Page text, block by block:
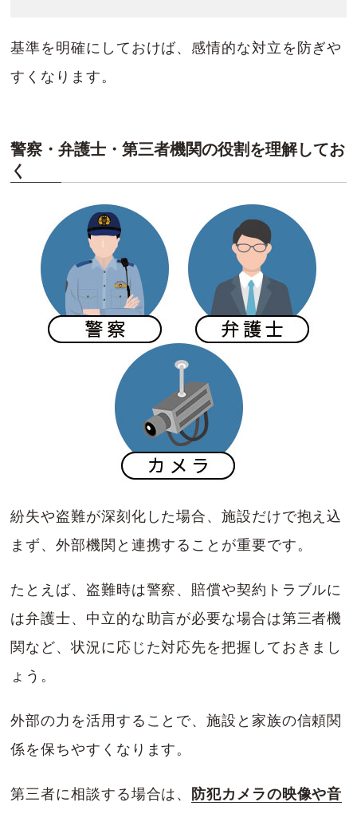
基準を明確にしておけば、感情的な対立を防ぎや
すくなります。
警察・弁護士・第三者機関の役割を理解してお
く
紛失や盗難が深刻化した場合、施設だけで抱え込
まず、外部機関と連携することが重要です。
たとえば、盗難時は警察、賠償や契約トラブルに
は弁護士、中立的な助言が必要な場合は第三者機
関など、状況に応じた対応先を把握しておきまし
ょう。
外部の力を活用することで、施設と家族の信頼関
係を保ちやすくなります。
第三者に相談する場合は、
防犯カメラの映像や音